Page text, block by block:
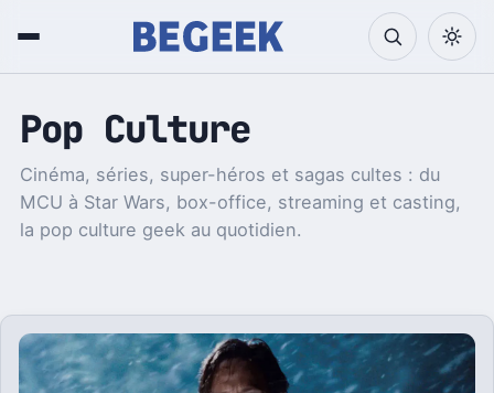
Pop Culture
Cinéma, séries, super-héros et sagas cultes : du
MCU à Star Wars, box-office, streaming et casting,
la pop culture geek au quotidien.